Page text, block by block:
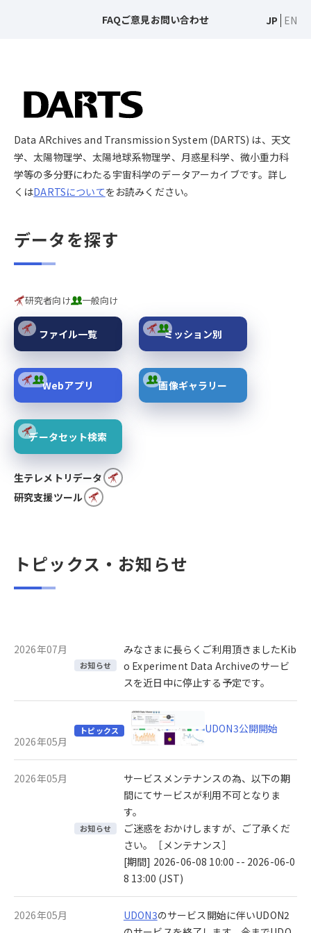
FAQご意見お問い合わせ JP EN
Data ARchives and Transmission System (DARTS) は、天文
学、太陽物理学、太陽地球系物理学、月惑星科学、微小重力科
学等の多分野にわたる宇宙科学のデータアーカイブです。詳し
くはDARTSについてをお読みください。
データを探す
研究者向け 一般向け
ファイル一覧 ミッション別
Webアプリ 画像ギャラリー
データセット検索
生テレメトリデータ
研究支援ツール
トピックス・お知らせ
2026年07月
お知らせ
みなさまに長らくご利用頂きましたKib
o Experiment Data Archiveのサービ
スを近日中に停止する予定です。
2026年05月
トピックス UDON3公開開始
2026年05月
お知らせ
サービスメンテナンスの為、以下の期
間にてサービスが利用不可となりま
す。
ご迷惑をおかけしますが、ご了承くだ
さい。［メンテナンス］
[期間] 2026-06-08 10:00 -- 2026-06-0
8 13:00 (JST)
2026年05月 UDON3のサービス開始に伴いUDON2